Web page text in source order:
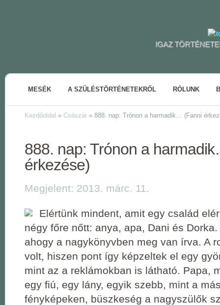
IGAZ
MESÉK A SZÜLÉSTÖRTÉNETEKRŐL RÓLUNK
Kezdőoldal » Császár » 888. nap: Trónon a harmadik… (Fanni
888. nap: Trónon a
érkezése)
Megjelent: 2013. márc. 11.
Elértünk mindent, amit egy család
négy főre nőtt: anya, apa, Dani és
ahogy a nagykönyvben meg van írva. A
volt, hiszen pont így képzeltek el egy
mint az a reklámokban is látható. Papa,
egy fiú, egy lány, egyik szebb, mint a
fényképeken, büszkeség a nagyszülők